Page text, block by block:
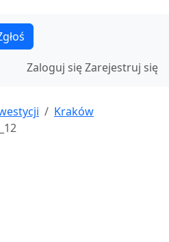
Zaloguj sięZarejestruj się
Kraków